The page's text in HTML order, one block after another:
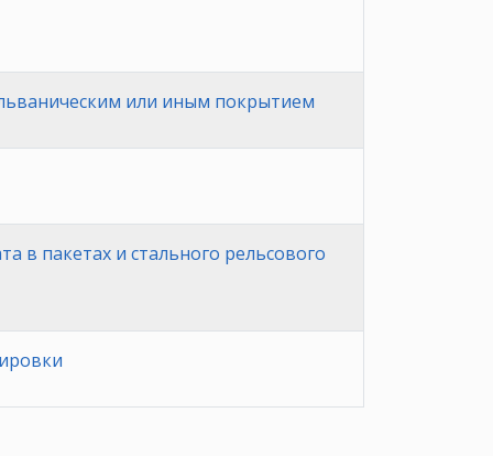
или иным покрытием
в пакетах и стального рельсового